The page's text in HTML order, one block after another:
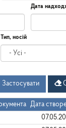
Дата
-
Тип, носій
Застосувати
Дата